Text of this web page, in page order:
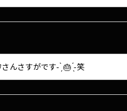
んさすがです- ̗̀ 🎂 ̖́-笑